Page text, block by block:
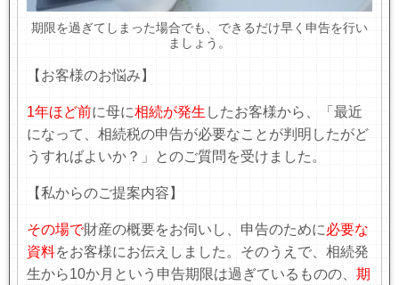
期限を過ぎてしまった場合でも、できるだけ早く申告を行い
ましょう。
【お客様のお悩み】
1年ほど前に母に相続が発生 したお客様から、「最近
になって、相続税の申告が必要なことが判明したがど
うすればよいか？」とのご質問を受けました。
【私からのご提案内容】
その場で財産の概要をお伺いし、申告のために必要な
資料をお客様にお伝えしました。そのうえで、相続発
生から10か月という申告期限は過ぎているものの、 期